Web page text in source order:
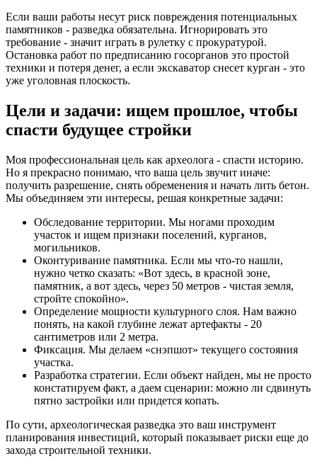
Если ваши работы несут риск повреждения потенциальных
памятников - разведка обязательна. Игнорировать это
требование - значит играть в рулетку с прокуратурой.
Остановка работ по предписанию госорганов это простой
техники и потеря денег, а если экскаватор снесет курган - это
уже уголовная плоскость.
Цели и задачи: ищем прошлое, чтобы
спасти будущее стройки
Моя профессиональная цель как археолога - спасти историю.
Но я прекрасно понимаю, что ваша цель звучит иначе:
получить разрешение, снять обременения и начать лить бетон.
Мы объединяем эти интересы, решая конкретные задачи:
Обследование территории. Мы ногами проходим
участок и ищем признаки поселений, курганов,
могильников.
Оконтуривание памятника. Если мы что-то нашли,
нужно четко сказать: «Вот здесь, в красной зоне,
памятник, а вот здесь, через 50 метров - чистая земля,
стройте спокойно».
Определение мощности культурного слоя. Нам важно
понять, на какой глубине лежат артефакты - 20
сантиметров или 2 метра.
Фиксация. Мы делаем «снэпшот» текущего состояния
участка.
Разработка стратегии. Если объект найден, мы не просто
констатируем факт, а даем сценарии: можно ли сдвинуть
пятно застройки или придется копать.
По сути, археологическая разведка это ваш инструмент
планирования инвестиций, который показывает риски еще до
захода строительной техники.